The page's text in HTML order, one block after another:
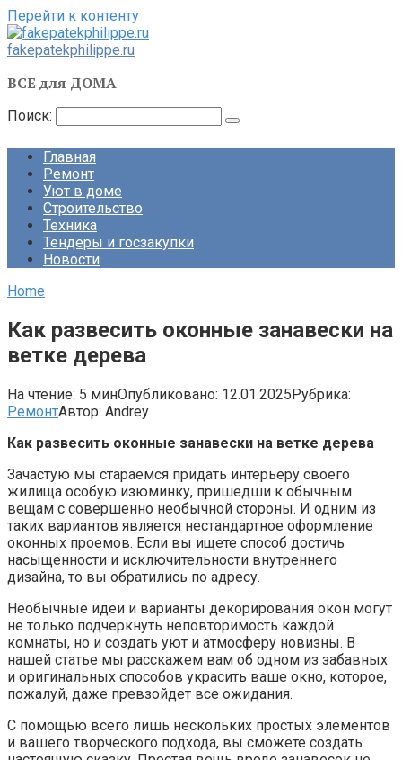
Перейти к контенту
fakepatekphilippe.ru
ВСЕ для ДОМА
Поиск:
Главная
Ремонт
Уют в доме
Строительство
Техника
Тендеры и госзакупки
Новости
Home
Как развесить оконные занавески на
ветке дерева
На чтение: 5 минОпубликовано: 12.01.2025Рубрика:
РемонтАвтор: Andrey
Как развесить оконные занавески на ветке дерева
Зачастую мы стараемся придать интерьеру своего
жилища особую изюминку, пришедши к обычным
вещам с совершенно необычной стороны. И одним из
таких вариантов является нестандартное оформление
оконных проемов. Если вы ищете способ достичь
насыщенности и исключительности внутреннего
дизайна, то вы обратились по адресу.
Необычные идеи и варианты декорирования окон могут
не только подчеркнуть неповторимость каждой
комнаты, но и создать уют и атмосферу новизны. В
нашей статье мы расскажем вам об одном из забавных
и оригинальных способов украсить ваше окно, которое,
пожалуй, даже превзойдет все ожидания.
С помощью всего лишь нескольких простых элементов
и вашего творческого подхода, вы сможете создать